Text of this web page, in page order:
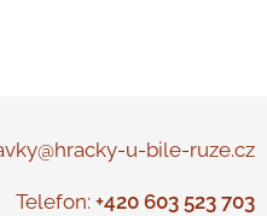
u-bile-ruze.cz
Telefon: +420 603 523 703